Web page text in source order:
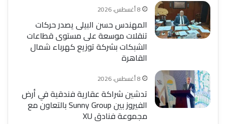
8 أغسطس، 2026
المهندس حسن البيلى يصدر حركات
تنقلات موسعة على مستوى قطاعات
الشبكات بشركة توزيع كهرباء شمال
القاهرة
8 أغسطس، 2026
تدشين شراكة عقارية فندقية في أرض
الفيروز بين Sunny Group بالتعاون مع
مجموعة فنادق XU